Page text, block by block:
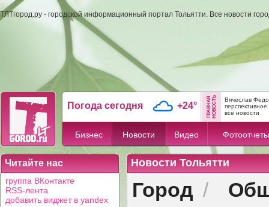
ТЛТгород.ру - городской информационный портал Тольятти. Все новости
Погода сегодня +24°
Вячеслав
все новости
Бизнес Новости Видео Фотоотчеты
Читайте нас
группа ВКонтакте
RSS-лента
добавить виджет в yandex
Новости Тольятти
Город /